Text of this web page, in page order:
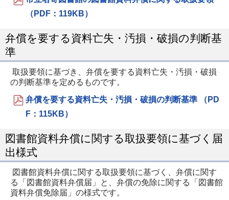
（PDF：119KB）
弁償を要する資料亡失・汚損・破損の判断基
準
取扱要領に基づき、弁償を要する資料亡失・汚損・破損
の判断基準を定めるものです。
弁償を要する資料亡失・汚損・破損の判断基準 （PD
F：115KB）
図書館資料弁償に関する取扱要領に基づく届
出様式
図書館資料弁償に関する取扱要領に基づく、弁償に関す
る「図書館資料弁償届」と、弁償の免除に関する「図書館
資料弁償免除届」の様式です。